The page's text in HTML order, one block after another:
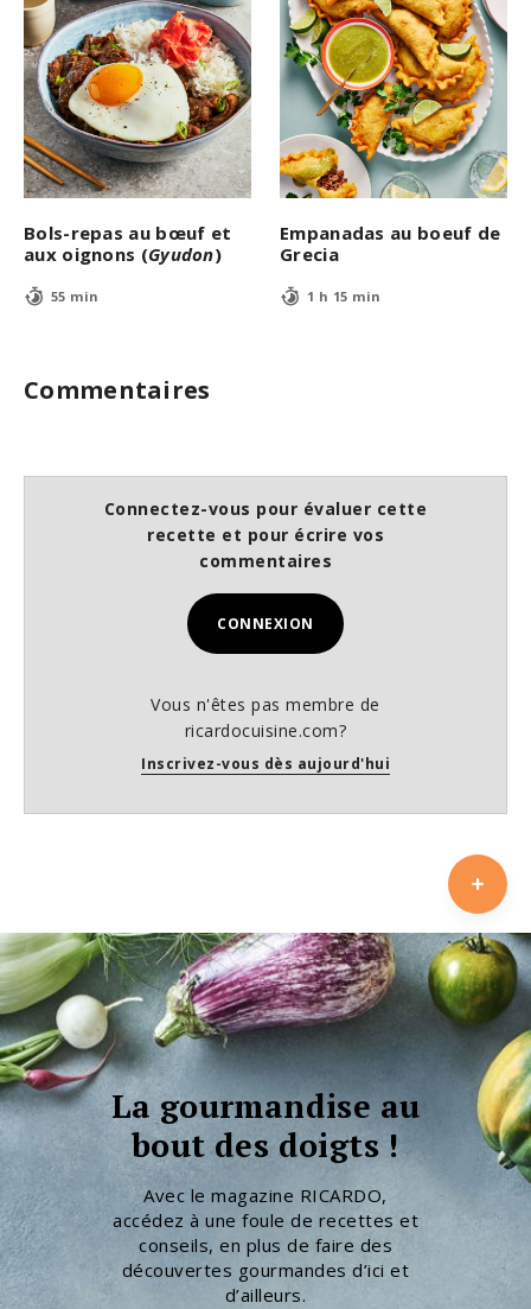
Bols-repas au bœuf et
aux oignons (Gyudon)
55 min
Empanadas au boeuf de
Grecia
1 h 15 min
Commentaires
Connectez-vous pour évaluer cette
recette et pour écrire vos
commentaires
CONNEXION
Vous n'êtes pas membre de
ricardocuisine.com?
Inscrivez-vous dès aujourd'hui
La gourmandise au
bout des doigts !
Avec le magazine RICARDO,
accédez à une foule de recettes et
conseils, en plus de faire des
découvertes gourmandes d’ici et
d’ailleurs.